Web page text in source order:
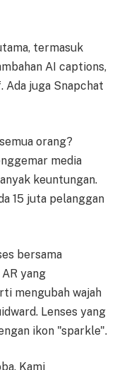
termasuk
AI captions,
Ada juga Snapchat
orang?
media
keuntungan.
15 juta pelanggan
bersama
yang
mengubah wajah
Lenses yang
ikon "sparkle".
Kami